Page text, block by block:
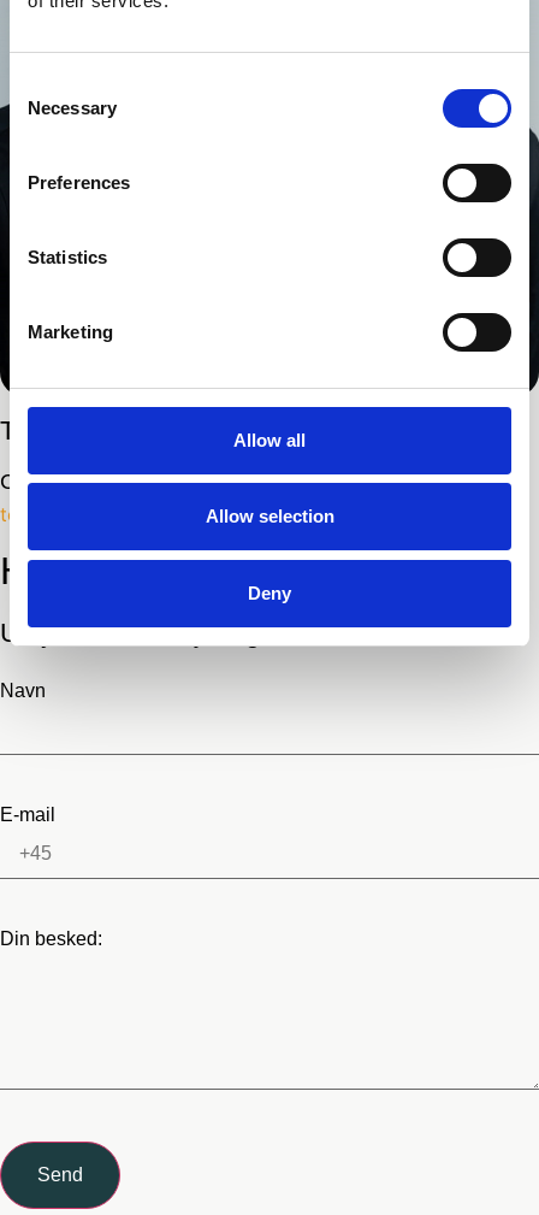
Selection
Necessary
Preferences
Statistics
Marketing
Allow all
Allow selection
Deny
Thomas Oxbøll
Chefkonsulent & CEO
tox@ittribe.dk
Hvad kan vi hjælpe med?
Udfyld dine detaljer og send os en besked.
Navn
E-mail
Din besked:
Send